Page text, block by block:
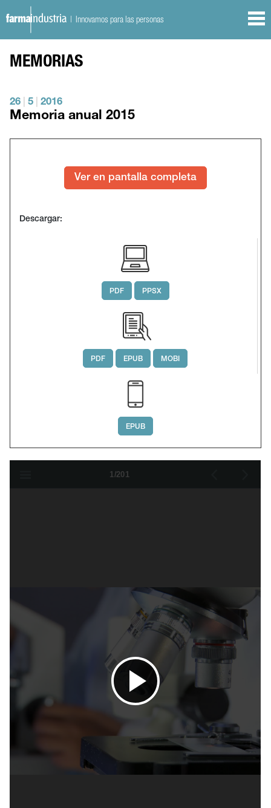
| Innovamos para las personas
MEMORIAS
26 5 2016
Memoria anual 2015
Ver en pantalla completa
Descargar:
PDF PPSX
PDF EPUB MOBI
EPUB